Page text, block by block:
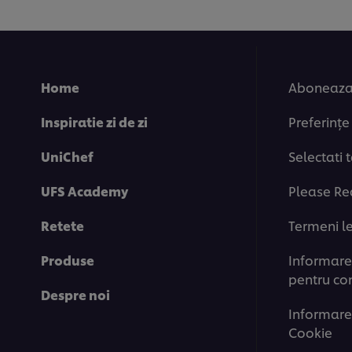
Home
Inspiratie zi de zi
UniChef
UFS Academy
Retete
Produse
Despre noi
Selectati
Please
Termeni
pentru
Cookie